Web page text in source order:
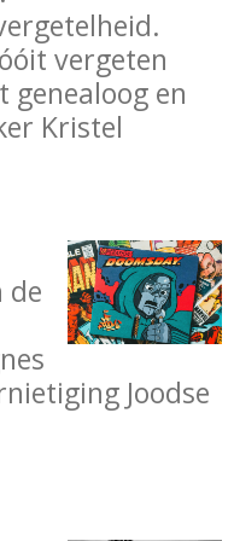
vergeten
en
Kristel
de
Joodse